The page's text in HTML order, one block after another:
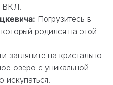
ВКЛ.
Погрузитесь в
родился на этой
загляните на кристально
озеро с уникальной
искупаться.